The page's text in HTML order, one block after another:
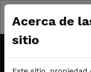
Pasar al contenido
Circuito de velocidad
Acerca de
sitio